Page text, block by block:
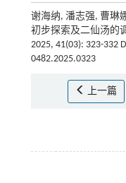
谢海纳, 潘志强, 曹琳
初步探索及二仙汤的
2025, 41(03): 323-332
0482.2025.0323
上一篇